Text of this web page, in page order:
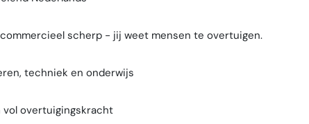
scherp - jij weet mensen te overtuigen.
techniek en onderwijs
vol overtuigingskracht